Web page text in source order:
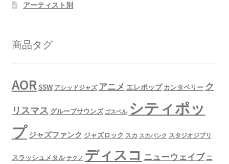
アーティスト別
商品タグ
AORSSW アシッドジャズ アニメ エレポップ カンタベリー ク
リスマス グループサウンズ ゴスペル シティポッ
プ ジャズファンク ジャズロック スカ スカパンク スタジオジブリ
スラッシュメタル テクノ ディスコ ニューウェイブ ニ